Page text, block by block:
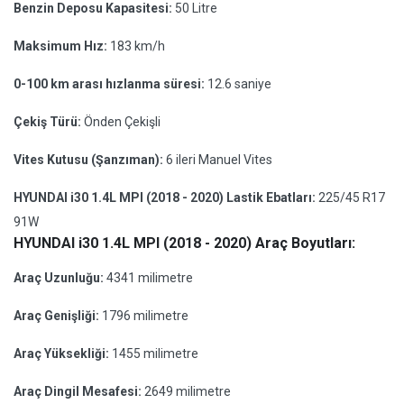
Benzin Deposu Kapasitesi: 50 Litre
Maksimum Hız: 183 km/h
0-100 km arası hızlanma süresi: 12.6 saniye
Çekiş Türü: Önden Çekişli
Vites Kutusu (Şanzıman): 6 ileri Manuel Vites
HYUNDAI i30 1.4L MPI (2018 - 2020) Lastik Ebatları: 225/45 R17
91W
HYUNDAI i30 1.4L MPI (2018 - 2020) Araç Boyutları:
Araç Uzunluğu: 4341 milimetre
Araç Genişliği: 1796 milimetre
Araç Yüksekliği: 1455 milimetre
Araç Dingil Mesafesi: 2649 milimetre